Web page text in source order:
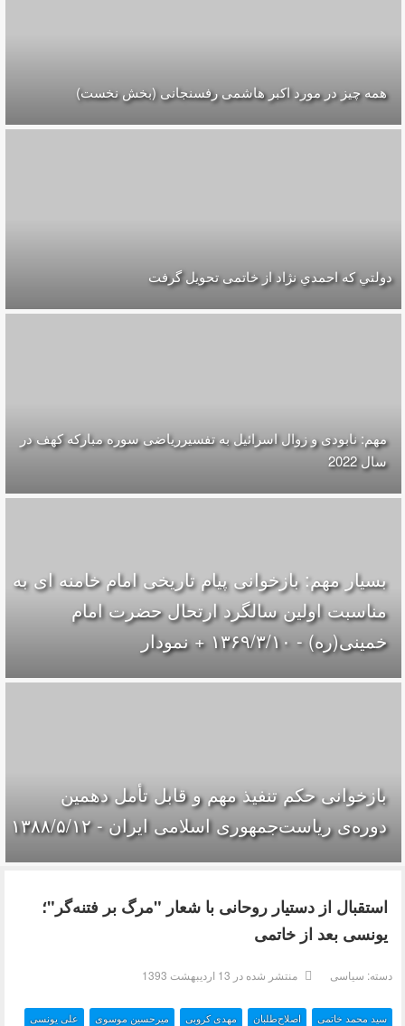
همه چیز در مورد اکبر هاشمی رفسنجانی (بخش نخست)
دولتي كه احمدي نژاد از خاتمی تحويل گرفت
مهم: نابودی و زوال اسرائیل به تفسیرریاضی سوره مبارکه کهف در
سال 2022
بسیار مهم: بازخوانی پیام تاریخی امام خامنه ای به
مناسبت اولین سالگرد ارتحال حضرت امام
خمینی(ره) - ۱۳۶۹/۳/۱۰ + نمودار
بازخوانی حکم تنفیذ مهم و قابل تأمل دهمین
دوره‌ی ریاست‌جمهوری اسلامی ایران‌ - ۱۳۸۸/۵/۱۲
استقبال از دستیار روحانی با شعار "مرگ بر فتنه‌گر"؛
یونسی بعد از خاتمی
دسته: سیاسی منتشر شده در 13 ارديبهشت 1393
سید محمد خاتمی اصلاح‌طلبان مهدی کروبی میرحسین موسوی
علی یونسی